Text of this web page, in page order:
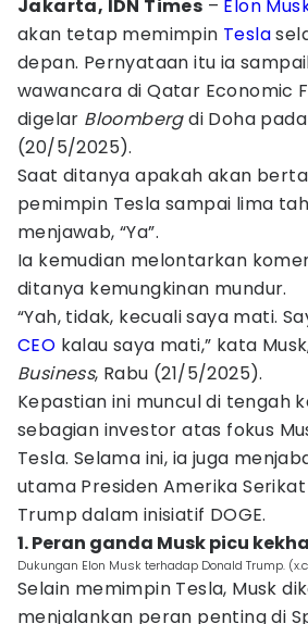
Jakarta, IDN Times – Elon
akan tetap memimpin Tesla
depan. Pernyataan itu ia
wawancara di Qatar Economic
digelar Bloombergdi Doha pada
(20/5/2025).
Saat ditanya apakah akan
pemimpin Tesla sampai lima
menjawab, “Ya”.
Ia kemudian melontarkan
ditanya kemungkinan mundur.
“Yah, tidak, kecuali saya mati.
CEO kalau saya mati,” kata
Business, Rabu (21/5/2025).
Kepastian ini muncul di tengah
sebagian investor atas fokus
Tesla. Selama ini, ia juga
utama Presiden Amerika
Trump dalam inisiatif DOGE.
1. Peran ganda Musk picu
Dukungan Elon Musk terhadap Donald Trump.
Selain memimpin Tesla, Musk
menjalankan peran penting di